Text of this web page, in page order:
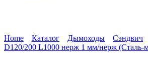
Home Каталог Дымоходы Сэндвич
D120/200 L1000 нерж 1 мм/нерж (Сталь-